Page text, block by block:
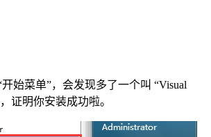
始菜单”，会发现多了一个叫 “Visual
证明你安装成功啦。